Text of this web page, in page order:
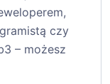
czy
– możesz